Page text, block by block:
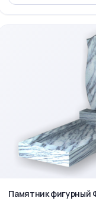
Памятник фигурный